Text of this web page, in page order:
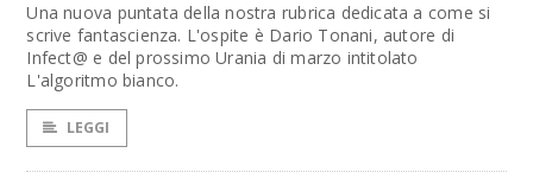
Una nuova puntata della nostra rubrica dedicata a come si
scrive fantascienza. L'ospite è Dario Tonani, autore di
Infect@ e del prossimo Urania di marzo intitolato
L'algoritmo bianco.
LEGGI